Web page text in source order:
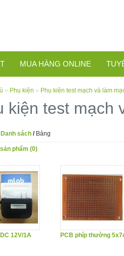
MUA HÀNG ONLINE
» Phụ kiện » Phụ kiện test mạch và làm
kiện test mạch
Danh sách /Bảng
phẩm (0)
12V/1A PCB phíp thường